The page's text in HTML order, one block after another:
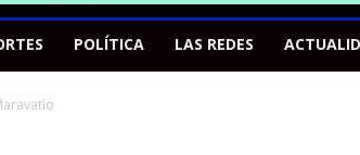
POLÍTICA LAS REDES